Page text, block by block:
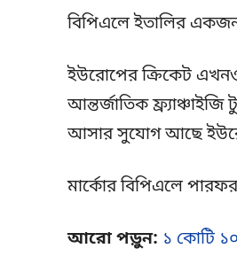
বিপিএলে ইতালির
ইউরোপের ক্রিকেট
আন্তর্জাতিক
আসার সুযোগ আছে
মার্কোর বিপিএলে
আরো পড়ুন: ১ কোটি